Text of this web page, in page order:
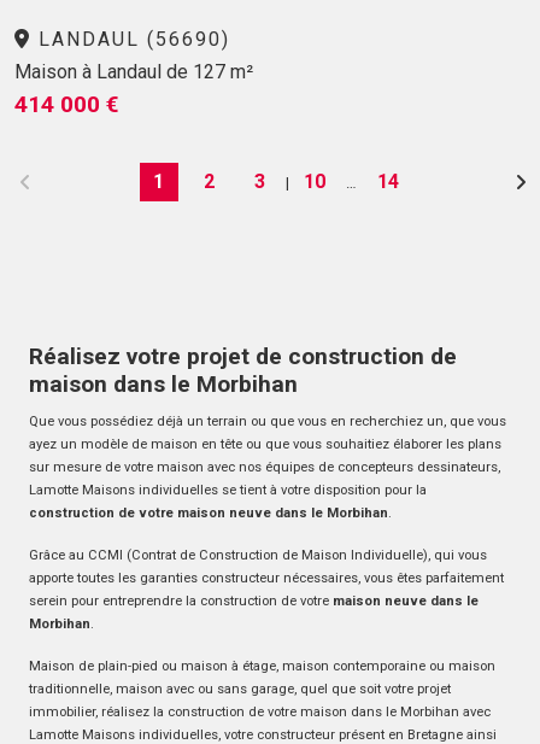
LANDAUL (56690)
Maison à Landaul de 127 m²
414 000 €
1 2 3 | 10 14
Réalisez votre projet de construction de
maison dans le Morbihan
Que vous possédiez déjà un terrain ou que vous en recherchiez un, que vous
ayez un modèle de maison en tête ou que vous souhaitiez élaborer les plans
sur mesure de votre maison avec nos équipes de concepteurs dessinateurs,
Lamotte Maisons individuelles se tient à votre disposition pour la
construction de votre maison neuve dans le Morbihan.
Grâce au CCMI (Contrat de Construction de Maison Individuelle), qui vous
apporte toutes les garanties constructeur nécessaires, vous êtes parfaitement
serein pour entreprendre la construction de votre maison neuve dans le
Morbihan.
Maison de plain-pied ou maison à étage, maison contemporaine ou maison
traditionnelle, maison avec ou sans garage, quel que soit votre projet
immobilier, réalisez la construction de votre maison dans le Morbihan avec
Lamotte Maisons individuelles, votre constructeur présent en Bretagne ainsi